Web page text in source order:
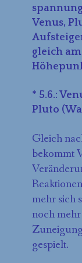
Venus,
gleich
* 5.6.:
Pluto
Gleich
bekommt
mehr sich
noch
gespielt.